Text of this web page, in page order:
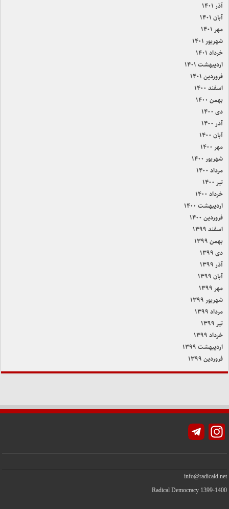
آذر ۱۴۰۱
آبان ۱۴۰۱
مهر ۱۴۰۱
شهریور ۱۴۰۱
خرداد ۱۴۰۱
اردیبهشت ۱۴۰۱
فروردین ۱۴۰۱
اسفند ۱۴۰۰
بهمن ۱۴۰۰
دی ۱۴۰۰
آذر ۱۴۰۰
آبان ۱۴۰۰
مهر ۱۴۰۰
شهریور ۱۴۰۰
مرداد ۱۴۰۰
تیر ۱۴۰۰
خرداد ۱۴۰۰
اردیبهشت ۱۴۰۰
فروردین ۱۴۰۰
اسفند ۱۳۹۹
بهمن ۱۳۹۹
دی ۱۳۹۹
آذر ۱۳۹۹
آبان ۱۳۹۹
مهر ۱۳۹۹
شهریور ۱۳۹۹
مرداد ۱۳۹۹
تیر ۱۳۹۹
خرداد ۱۳۹۹
اردیبهشت ۱۳۹۹
فروردین ۱۳۹۹
Instagram
info@radicald.net
Radical Democracy 1399-1400